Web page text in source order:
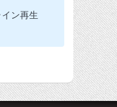
ン再生